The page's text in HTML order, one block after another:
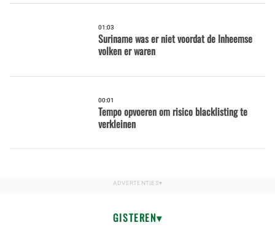
01:03
Suriname was er niet voordat de Inheemse
volken er waren
00:01
Tempo opvoeren om risico blacklisting te
verkleinen
GISTEREN